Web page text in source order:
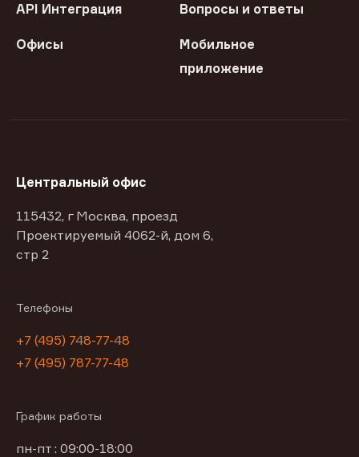
API Интеграция Вопросы и ответы
Офисы
Мобильное
приложение
Центральный офис
115432, г Москва, проезд
Проектируемый 4062-й, дом 6,
стр 2
Телефоны
+7 (495) 748-77-48
+7 (495) 787-77-48
График работы
пн-пт : 09:00-18:00